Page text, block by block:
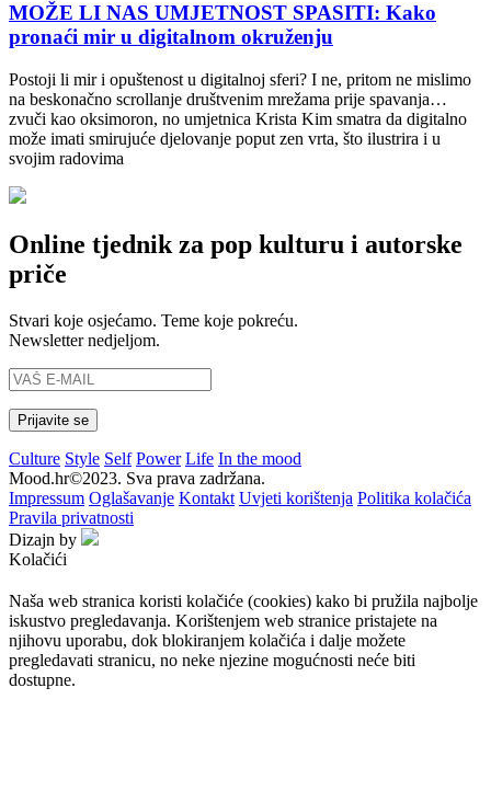
MOŽE LI NAS UMJETNOST SPASITI: Kako
pronaći mir u digitalnom okruženju
Postoji li mir i opuštenost u digitalnoj sferi? I ne, pritom ne mislimo
na beskonačno scrollanje društvenim mrežama prije spavanja…
zvuči kao oksimoron, no umjetnica Krista Kim smatra da digitalno
može imati smirujuće djelovanje poput zen vrta, što ilustrira i u
svojim radovima
Online tjednik za pop kulturu i autorske
priče
Stvari koje osjećamo. Teme koje pokreću.
Newsletter nedjeljom.
Culture Style Self Power Life In the mood
Mood.hr©2023. Sva prava zadržana.
Impressum Oglašavanje Kontakt Uvjeti korištenja Politika kolačića
Pravila privatnosti
Dizajn by
Kolačići
Naša web stranica koristi kolačiće (cookies) kako bi pružila najbolje
iskustvo pregledavanja. Korištenjem web stranice pristajete na
njihovu uporabu, dok blokiranjem kolačića i dalje možete
pregledavati stranicu, no neke njezine mogućnosti neće biti
dostupne.